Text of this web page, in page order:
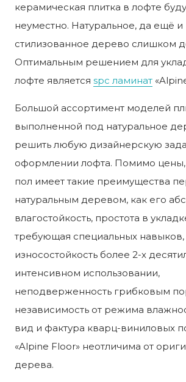
керамическая плитка в лофте
неуместно. Натуральное, да ещё и
стилизованное дерево слишком
Оптимальным решением для
лофте является spc ламинат
Большой ассортимент моделей
выполненной под натуральное
решить любую дизайнерскую
оформлении лофта. Помимо
пол имеет такие преимущества
натуральным деревом, как его
влагостойкость, простота в
требующая специальных навыков,
износостойкость более 2-х
интенсивном использовании,
неподверженность грибковым
независимость от режима
вид и фактура кварц-виниловых
«Alpine Floor» неотличима от
дерева.